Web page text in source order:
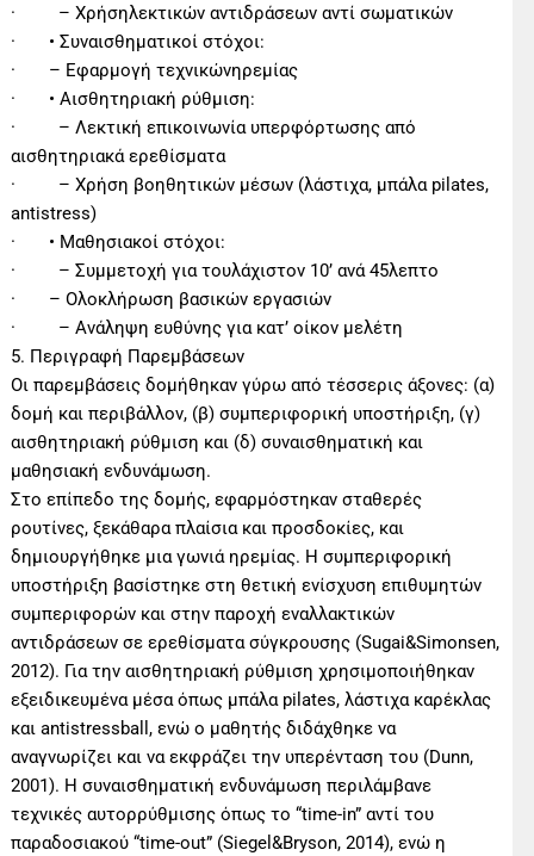
· – Χρήσηλεκτικών αντιδράσεων αντί σωματικών
· • Συναισθηματικοί στόχοι:
· – Εφαρμογή τεχνικώνηρεμίας
· • Αισθητηριακή ρύθμιση:
· – Λεκτική επικοινωνία υπερφόρτωσης από
αισθητηριακά ερεθίσματα
· – Χρήση βοηθητικών μέσων (λάστιχα, μπάλα pilates,
antistress)
· • Μαθησιακοί στόχοι:
· – Συμμετοχή για τουλάχιστον 10’ ανά 45λεπτο
· – Ολοκλήρωση βασικών εργασιών
· – Ανάληψη ευθύνης για κατ’ οίκον μελέτη
5. Περιγραφή Παρεμβάσεων
Οι παρεμβάσεις δομήθηκαν γύρω από τέσσερις άξονες: (α)
δομή και περιβάλλον, (β) συμπεριφορική υποστήριξη, (γ)
αισθητηριακή ρύθμιση και (δ) συναισθηματική και
μαθησιακή ενδυνάμωση.
Στο επίπεδο της δομής, εφαρμόστηκαν σταθερές
ρουτίνες, ξεκάθαρα πλαίσια και προσδοκίες, και
δημιουργήθηκε μια γωνιά ηρεμίας. Η συμπεριφορική
υποστήριξη βασίστηκε στη θετική ενίσχυση επιθυμητών
συμπεριφορών και στην παροχή εναλλακτικών
αντιδράσεων σε ερεθίσματα σύγκρουσης (Sugai&Simonsen,
2012). Για την αισθητηριακή ρύθμιση χρησιμοποιήθηκαν
εξειδικευμένα μέσα όπως μπάλα pilates, λάστιχα καρέκλας
και antistressball, ενώ ο μαθητής διδάχθηκε να
αναγνωρίζει και να εκφράζει την υπερένταση του (Dunn,
2001). Η συναισθηματική ενδυνάμωση περιλάμβανε
τεχνικές αυτορρύθμισης όπως το “time-in” αντί του
παραδοσιακού “time-out” (Siegel&Bryson, 2014), ενώ η